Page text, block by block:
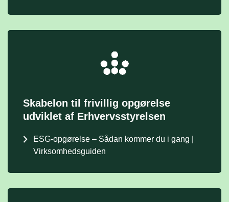
Skabelon til frivillig opgørelse
udviklet af Erhvervsstyrelsen
ESG-opgørelse – Sådan kommer du i gang |
Virksomhedsguiden